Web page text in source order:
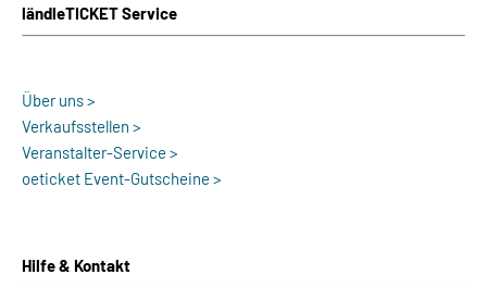
ländleTICKET Service
Über uns >
Verkaufsstellen >
Veranstalter-Service >
oeticket Event-Gutscheine >
Hilfe & Kontakt